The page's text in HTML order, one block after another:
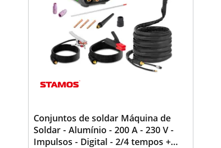
Conjuntos de soldar Máquina de
Soldar - Alumínio - 200 A - 230 V -
Impulsos - Digital - 2/4 tempos +